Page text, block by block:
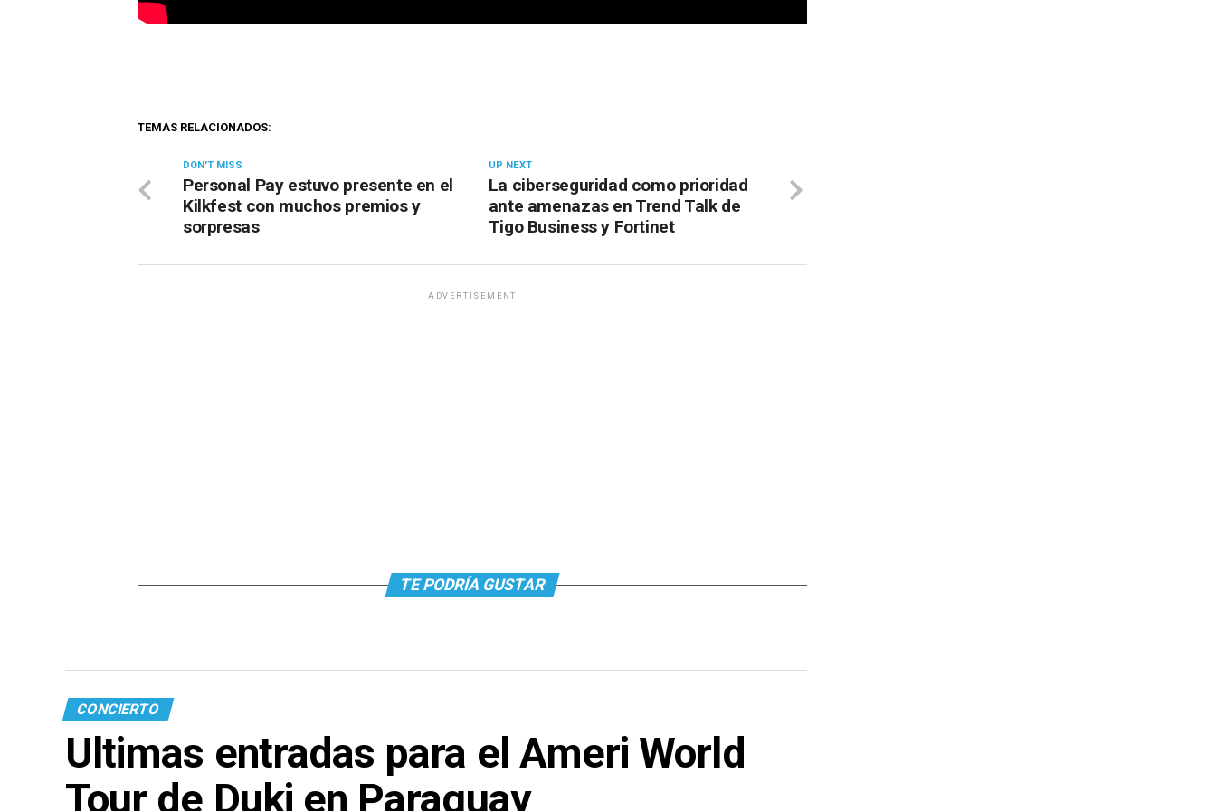
TEMAS RELACIONADOS:
UP NEXT
La ciberseguridad como prioridad
ante amenazas en Trend Talk de
Tigo Business y Fortinet
DON'T MISS
Personal Pay estuvo presente en el
Kilkfest con muchos premios y
sorpresas
ADVERTISEMENT
TE PODRÍA GUSTAR
CONCIERTO
Ultimas entradas para el Ameri World
Tour de Duki en Paraguay